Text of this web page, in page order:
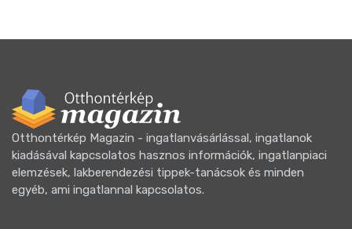
Otthontérkép Magazin - ingatlanvásárlással, ingatlanok
kiadásával kapcsolatos hasznos információk, ingatlanpiaci
elemzések, lakberendezési tippek-tanácsok és minden
egyéb, ami ingatlannal kapcsolatos.